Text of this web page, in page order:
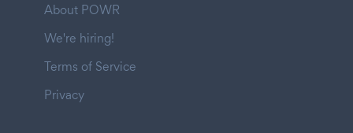
About POWR
We're hiring!
Terms of Service
Privacy